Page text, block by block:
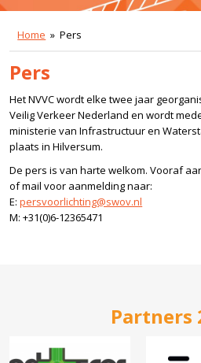
Home » Pers
Pers
Het NVVC wordt elke twee jaar
Veilig Verkeer Nederland en wordt
ministerie van Infrastructuur en
plaats in Hilversum.
De pers is van harte welkom. Vooraf
of mail voor aanmelding naar:
E:persvoorlichting@swov.nl
M: +31(0)6-12365471
Partners